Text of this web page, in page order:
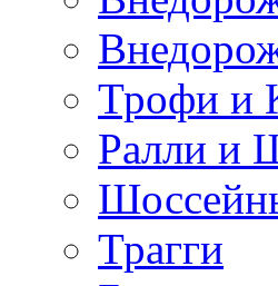
Трофи и
Ралли и
Трагги